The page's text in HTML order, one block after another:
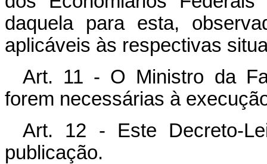
daquela para esta,
aplicáveis às respectivas
Art. 11 - O Ministro da
forem necessárias à
Art. 12 - Este Decreto-
publicação.